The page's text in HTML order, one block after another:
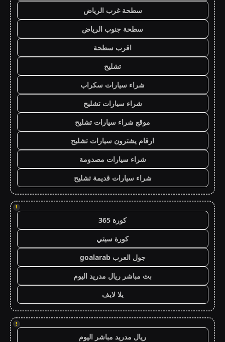
سطحة غرب الرياض
سطحة جنوب الرياض
اقرب سطحة
تشليح
شراء سيارات سكراب
شراء سيارات تشليح
موقع شراء سيارات تشليح
ارقام يشترون سيارات تشليح
شراء سيارات مصدومة
شراء سيارات قديمة تشليح
!
كورة 365
كورة سيتي
جول العرب goalarab
بث مباشر ريال مدريد اليوم
يلا لايف
!
ريال مدريد مباشر اليوم